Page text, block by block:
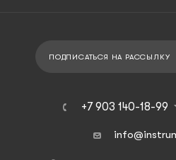
ПОДПИСАТЬСЯ НА РАССЫЛКУ
+7 903 140-18-99